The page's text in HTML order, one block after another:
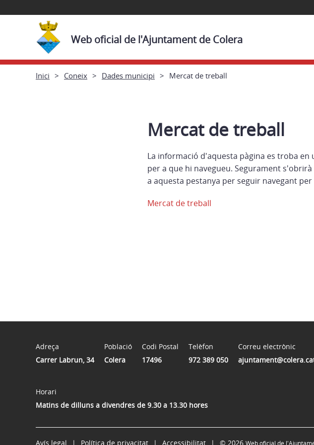
Web oficial de l'Ajuntament de Colera
Inici Coneix Dades municipi Mercat de treball
Mercat de treball
La informació d'aquesta pàgina es troba
per a que hi navegueu. Segurament
a aquesta pestanya per seguir navegant per
Mercat de treball
Adreça
Carrer Labrun, 34
Població
Colera
Codi Postal
17496
Telèfon
972 389 050
Correu electrònic
Horari
Matins de dilluns a divendres de 9.30 a 13.30 hores
Avís legal Política de privacitat Accessibilitat © 2026